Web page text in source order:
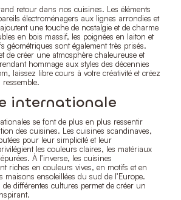
retour dans nos cuisines. Les éléments
électroménagers aux lignes arrondies et
une touche de nostalgie et de charme
en bois massif, les poignées en laiton et
géométriques sont également très prisés.
de créer une atmosphère chaleureuse et
hommage aux styles des décennies
laissez libre cours à votre créativité et créez
internationale
se font de plus en plus ressentir
des cuisines. Les cuisines scandinaves,
pour leur simplicité et leur
les couleurs claires, les matériaux
À l’inverse, les cuisines
riches en couleurs vives, en motifs et en
maisons ensoleillées du sud de l’Europe.
de différentes cultures permet de créer un